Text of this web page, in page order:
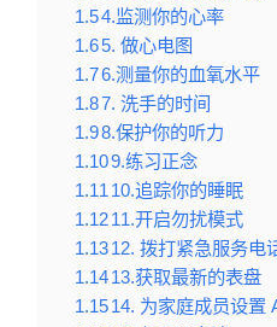
1.54.监测你的心率
1.65. 做心电图
1.76.测量你的血氧水平
1.87. 洗手的时间
1.98.保护你的听力
1.109.练习正念
1.1110.追踪你的睡眠
1.1211.开启勿扰模式
1.1312. 拨打紧急服务电
1.1413.获取最新的表盘
1.1514. 为家庭成员设置